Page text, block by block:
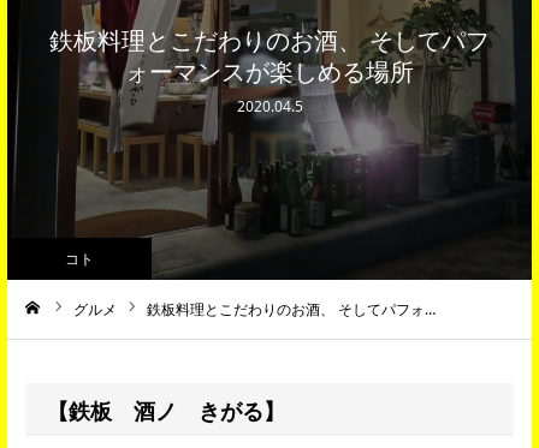
鉄板料理とこだわりのお酒、 そしてパフ
ォーマンスが楽しめる場所
2020.04.5
コト
グルメ 鉄板料理とこだわりのお酒、 そしてパフォ…
【鉄板 酒ノ きがる】
「ヒト」人物/仕事/インタビュー
イズミファニチャー 公式サイト
オンラインショップ「イズミソファ 」